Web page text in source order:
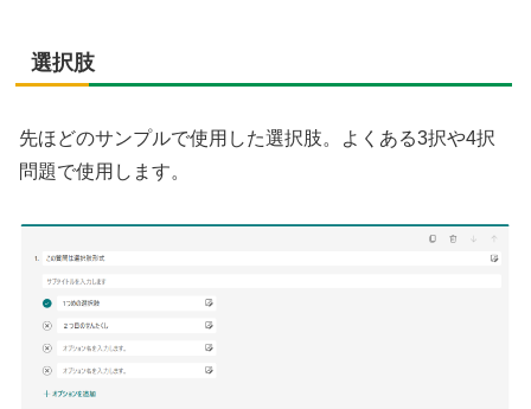
選択肢
先ほどのサンプルで使用した選択肢。よくある3択や4択
問題で使用します。